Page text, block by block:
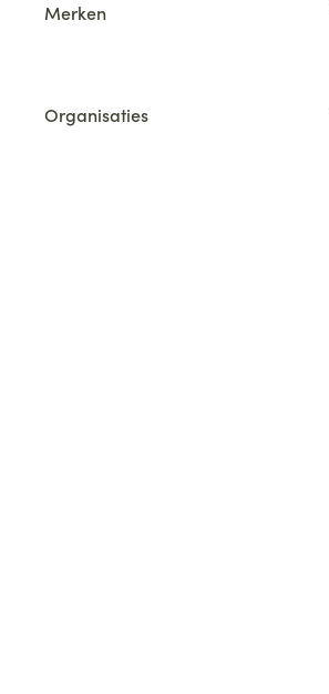
Merken
Organisaties